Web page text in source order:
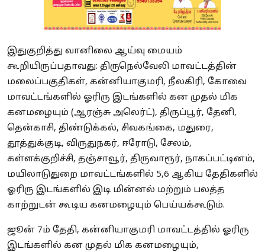
இதுகுறித்து வானிலை ஆய்வு மையம்
கூறியிருப்பதாவது: திருநெல்வேலி மாவட்டத்தின்
மலைப்பகுதிகள், கன்னியாகுமரி, நீலகிரி, கோவை
மாவட்டங்களில் ஓரிரு இடங்களில் கன முதல் மிக
கனமழையும் (ஆரஞ்சு அலெர்ட்), திருப்பூர், தேனி,
தென்காசி, திண்டுக்கல், சிவகங்கை, மதுரை,
தூத்துக்குடி, விருதுநகர், ஈரோடு, சேலம்,
கள்ளக்குறிச்சி, தஞ்சாவூர், திருவாரூர், நாகப்பட்டினம்,
மயிலாடுதுறை மாவட்டங்களில் 5,6 ஆகிய தேதிகளில்
ஓரிரு இடங்களில் இடி மின்னல் மற்றும் பலத்த
காற்றுடன் கூடிய கனமழையும் பெய்யக்கூடும்.
ஜூன் 7ம் தேதி, கன்னியாகுமரி மாவட்டத்தில் ஓரிரு
இடங்களில் கன முதல் மிக கனமழையும்,